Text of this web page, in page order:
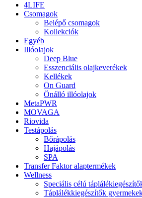
4LIFE
Csomagok
Belépő csomagok
Kollekciók
Egyéb
Illóolajok
Deep Blue
Esszenciális olajkeverékek
Kellékek
On Guard
Önálló illóolajok
MetaPWR
MOVAGA
Riovida
Testápolás
Bőrápolás
Hajápolás
SPA
Transfer Faktor alaptermékek
Wellness
Speciális célú
Táplálékkiegészítők